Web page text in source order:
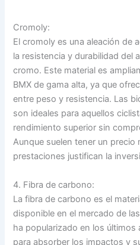
Cromoly:
El cromoly es una aleación de
la resistencia y durabilidad del
cromo. Este material es
BMX de gama alta, ya que
entre peso y resistencia. Las
son ideales para aquellos
rendimiento superior sin
Aunque suelen tener un precio
prestaciones justifican la
4. Fibra de carbono:
La fibra de carbono es el
disponible en el mercado de
ha popularizado en los
para absorber los impactos y